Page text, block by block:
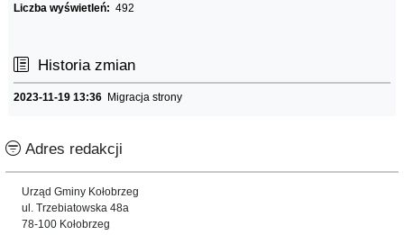
Liczba wyświetleń: 492
Historia zmian
2023-11-19 13:36 Migracja strony
Adres redakcji
Urząd Gminy Kołobrzeg
ul. Trzebiatowska 48a
78-100 Kołobrzeg